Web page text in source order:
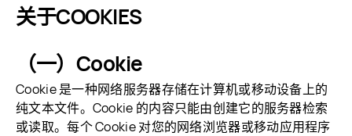
关于COOKIES
（一）Cookie
Cookie 是一种网络服务器存储在计算机或移动设备上的
纯文本文件。Cookie 的内容只能由创建它的服务器检索
或读取。每个 Cookie 对您的网络浏览器或移动应用程序